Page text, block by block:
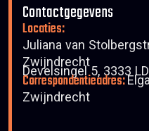
Contactgegevens
Locaties:
Juliana van
Zwijndrecht
Develsingel 5, 3333
Correspondentieadres:
Zwijndrecht